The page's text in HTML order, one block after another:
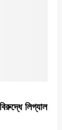
লিগ্যাল